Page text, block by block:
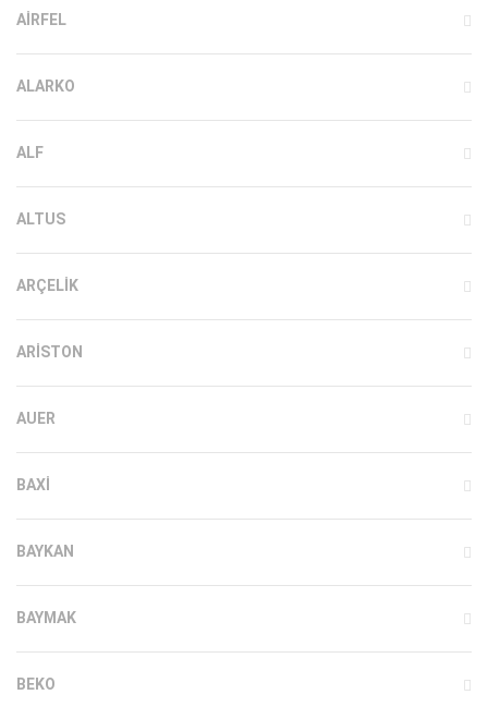
AIRFEL
ALARKO
ALF
ALTUS
ARÇELIK
ARISTON
AUER
BAXI
BAYKAN
BAYMAK
BEKO